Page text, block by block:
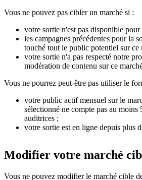
Vous ne pouvez pas cibler un marché si :
votre sortie n'est pas disponible
les campagnes précédentes pour la
touché tout le public potentiel sur ce
votre sortie n'a pas respecté notre
modération de contenu sur ce
Vous ne pourrez peut-être pas utiliser le
votre public actif mensuel sur le
sélectionné ne compte pas au moins
auditrices ;
votre sortie est en ligne depuis plus
Modifier votre marché
Vous ne pouvez modifier le marché cible